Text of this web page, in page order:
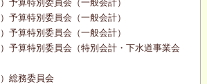
予算特別委員会（一般会計）
特別委員会（一般会計）
特別委員会（一般会計）
特別委員会（特別会計・下水道事業会
総務委員会